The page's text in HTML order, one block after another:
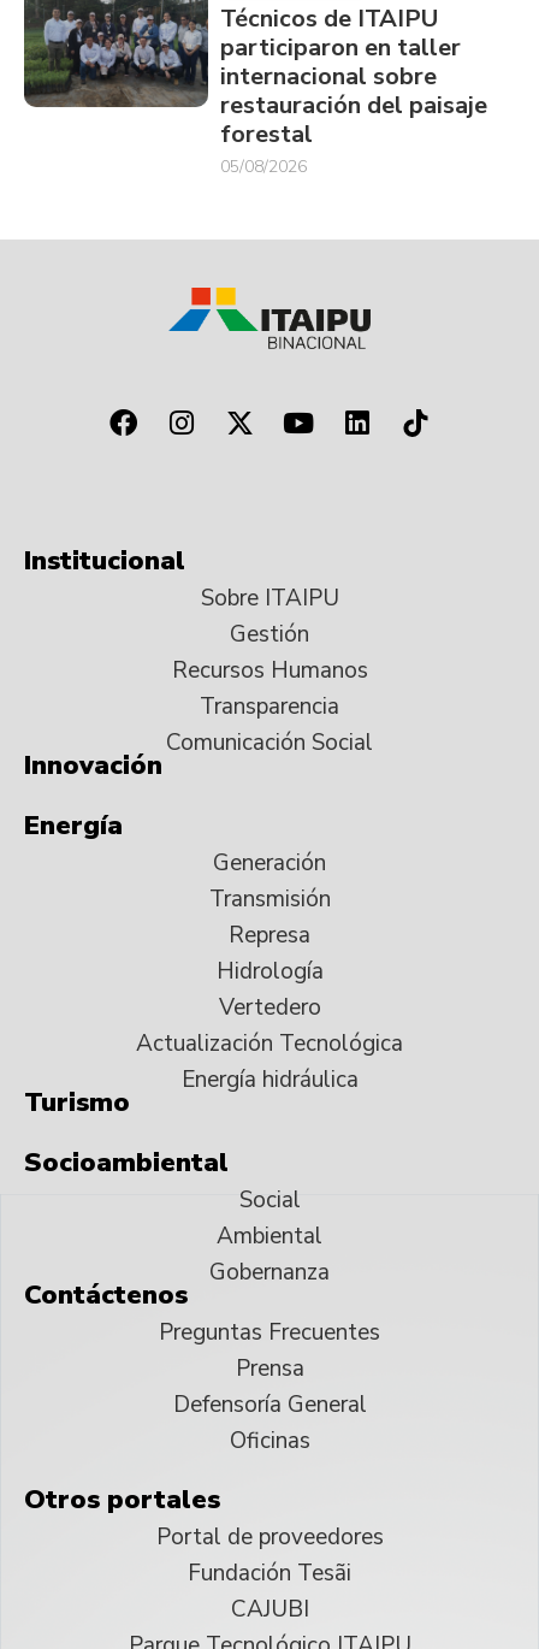
Técnicos de ITAIPU
participaron en taller
internacional sobre
restauración del paisaje
forestal
05/08/2026
Institucional
Sobre ITAIPU
Gestión
Recursos Humanos
Transparencia
Comunicación Social
Innovación
Energía
Generación
Transmisión
Represa
Hidrología
Vertedero
Actualización Tecnológica
Energía hidráulica
Turismo
Socioambiental
Social
Ambiental
Gobernanza
Contáctenos
Preguntas Frecuentes
Prensa
Defensoría General
Oficinas
Otros portales
Portal de proveedores
Fundación Tesãi
CAJUBI